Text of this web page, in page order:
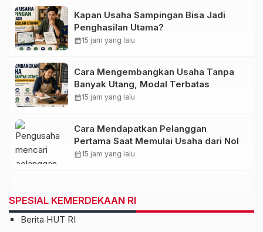
Kapan Usaha Sampingan Bisa Jadi
Penghasilan Utama?
calendar_month15 jam yang lalu
Cara Mengembangkan Usaha Tanpa
Banyak Utang, Modal Terbatas
calendar_month15 jam yang lalu
Cara Mendapatkan Pelanggan
Pertama Saat Memulai Usaha dari Nol
calendar_month15 jam yang lalu
SPESIAL KEMERDEKAAN RI
Berita HUT RI